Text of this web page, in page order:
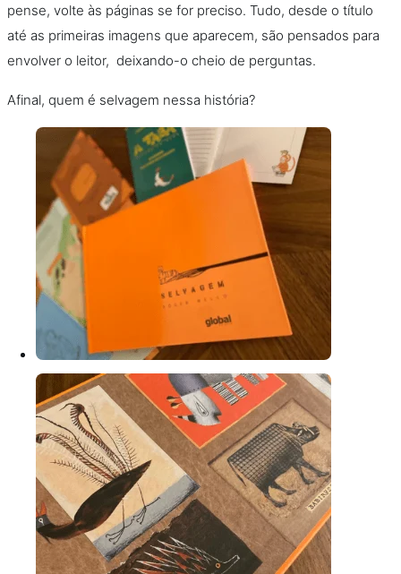
pense, volte às páginas se for preciso. Tudo, desde o título
até as primeiras imagens que aparecem, são pensados para
envolver o leitor, deixando-o cheio de perguntas.
Afinal, quem é selvagem nessa história?